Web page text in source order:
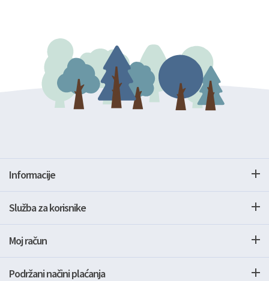
Informacije
Služba za korisnike
Moj račun
Podržani načini plaćanja